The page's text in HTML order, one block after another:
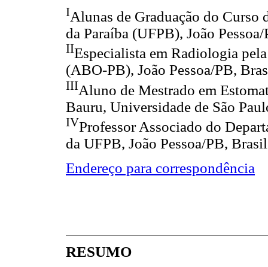
IAlunas de Graduação do
da Paraíba (UFPB), João
IIEspecialista em Radiologia
(ABO-PB), João Pessoa/PB,
IIIAluno de Mestrado em
Bauru, Universidade de São
IVProfessor Associado do
da UFPB, João Pessoa/PB, Brasil
Endereço para correspondência
RESUMO